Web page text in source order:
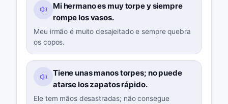
Mi hermano es muy torpe y siempre
rompe los vasos.
Meu irmão é muito desajeitado e sempre quebra
os copos.
Tiene unas manos torpes; no puede
atarse los zapatos rápido.
Ele tem mãos desastradas; não consegue